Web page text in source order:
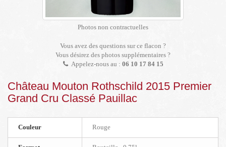
Photos non contractuelles
Vous avez des questions sur ce flacon ?
Vous désirez des photos supplémentaires ?
Appelez-nous au : 06 10 17 84 15
Château Mouton Rothschild 2015 Premier
Grand Cru Classé Pauillac
Couleur Rouge